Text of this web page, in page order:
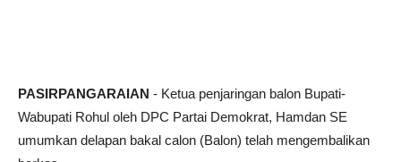
PASIRPANGARAIAN -‎ Ketua penjaringan balon Bupati-
Wabupati Rohul oleh DPC Partai Demokrat, Hamdan SE
umumkan delapan bakal calon (Balon) telah mengembalikan